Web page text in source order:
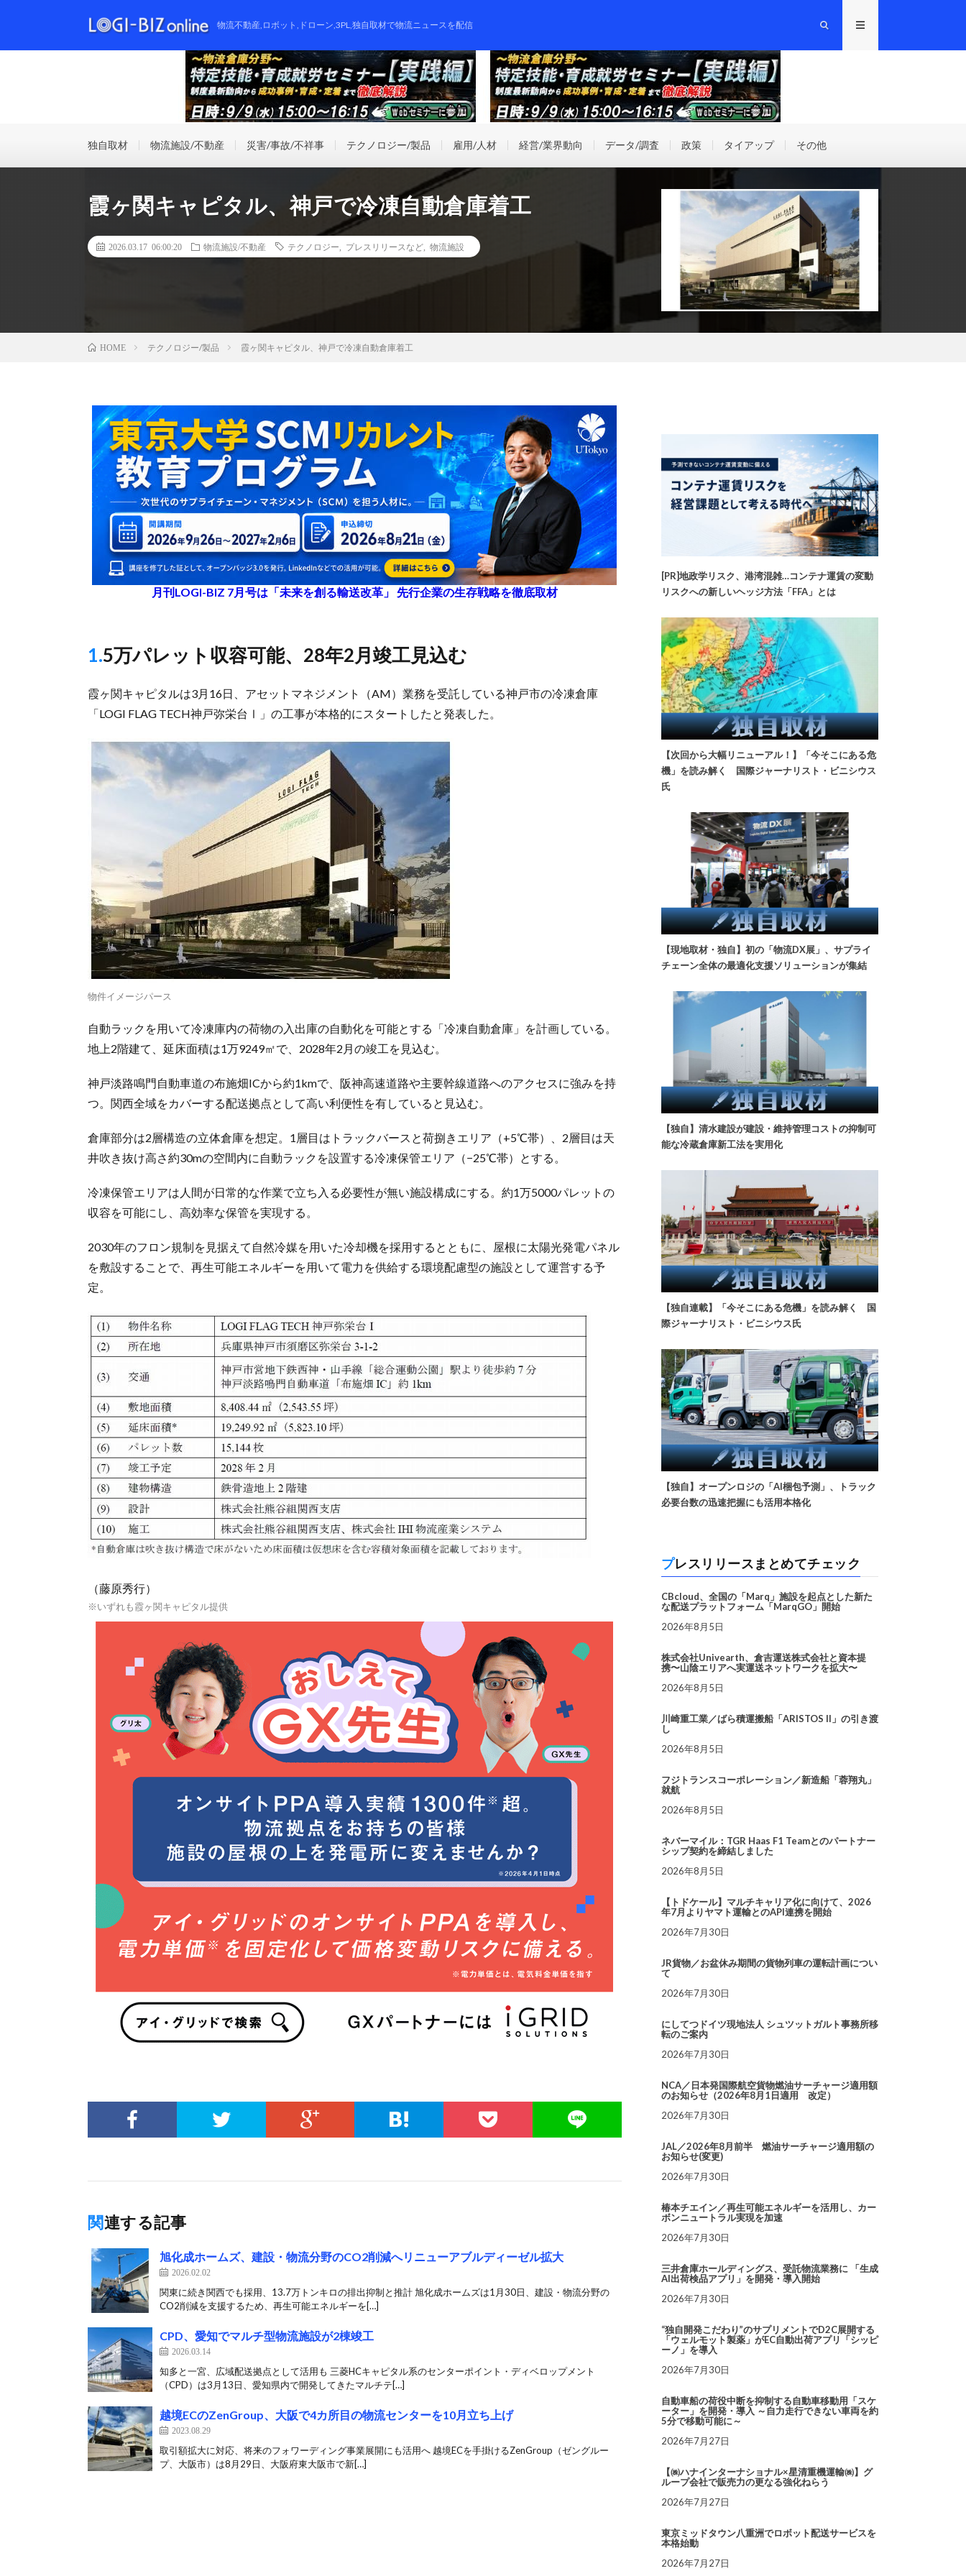
物流不動産,ロボット,ドローン,3PL,独自取材で物流ニュースを配信
独自取材 物流施設/不動産 災害/事故/不祥事 テクノロジー/製品 雇用/人材 経営/業界動向 データ/調査 政策 タイアップ その他
霞ヶ関キャピタル、神戸で冷凍自動倉庫着工
2026.03.17 06:00:20 物流施設/不動産 テクノロジー プレスリリースなど 物流施設
HOME テクノロジー/製品 霞ヶ関キャピタル、神戸で冷凍自動倉庫着工
月刊LOGI-BIZ 7月号は「未来を創る輸送改革」 先行企業の生存戦略を徹底取材
1.5万パレット収容可能、28年2月竣工見込む
霞ヶ関キャピタルは3月16日、アセットマネジメント（AM）業務を受託している神戸市の冷凍倉庫
「LOGI FLAG TECH神戸弥栄台Ⅰ」の工事が本格的にスタートしたと発表した。
物件イメージパース
自動ラックを用いて冷凍庫内の荷物の入出庫の自動化を可能とする「冷凍自動倉庫」を計画している。
地上2階建て、延床面積は1万9249㎡で、2028年2月の竣工を見込む。
神戸淡路鳴門自動車道の布施畑ICから約1kmで、阪神高速道路や主要幹線道路へのアクセスに強みを持
つ。関西全域をカバーする配送拠点として高い利便性を有していると見込む。
倉庫部分は2層構造の立体倉庫を想定。1層目はトラックバースと荷捌きエリア（+5℃帯）、2層目は天
井吹き抜け高さ約30mの空間内に自動ラックを設置する冷凍保管エリア（−25℃帯）とする。
冷凍保管エリアは人間が日常的な作業で立ち入る必要性が無い施設構成にする。約1万5000パレットの
収容を可能にし、高効率な保管を実現する。
2030年のフロン規制を見据えて自然冷媒を用いた冷却機を採用するとともに、屋根に太陽光発電パネル
を敷設することで、再生可能エネルギーを用いて電力を供給する環境配慮型の施設として運営する予
定。
（藤原秀行）
※いずれも霞ヶ関キャピタル提供
関連する記事
旭化成ホームズ、建設・物流分野のCO2削減へリニューアブルディーゼル拡大
2026.02.02
関東に続き関西でも採用、13.7万トンキロの排出抑制と推計 旭化成ホームズは1月30日、建設・物流分野の
CO2削減を支援するため、再生可能エネルギーを[…]
CPD、愛知でマルチ型物流施設が2棟竣工
2026.03.14
知多と一宮、広域配送拠点として活用も 三菱HCキャピタル系のセンターポイント・ディベロップメント
（CPD）は3月13日、愛知県内で開発してきたマルチテ[…]
越境ECのZenGroup、大阪で4カ所目の物流センターを10月立ち上げ
2023.08.29
取引額拡大に対応、将来のフォワーディング事業展開にも活用へ 越境ECを手掛けるZenGroup（ゼングルー
プ、大阪市）は8月29日、大阪府東大阪市で新[…]
[PR]地政学リスク、港湾混雑…コンテナ運賃の変動
リスクへの新しいヘッジ方法「FFA」とは
【次回から大幅リニューアル！】「今そこにある危
機」を読み解く 国際ジャーナリスト・ビニシウス
氏
【現地取材・独自】初の「物流DX展」、サプライ
チェーン全体の最適化支援ソリューションが集結
【独自】清水建設が建設・維持管理コストの抑制可
能な冷蔵倉庫新工法を実用化
【独自連載】「今そこにある危機」を読み解く 国
際ジャーナリスト・ビニシウス氏
【独自】オープンロジの「AI梱包予測」、トラック
必要台数の迅速把握にも活用本格化
プレスリリースまとめてチェック
CBcloud、全国の「Marq」施設を起点とした新た
な配送プラットフォーム「MarqGO」開始
2026年8月5日
株式会社Univearth、倉吉運送株式会社と資本提
携〜山陰エリアへ実運送ネットワークを拡大〜
2026年8月5日
川崎重工業／ばら積運搬船「ARISTOS II」の引き渡
し
2026年8月5日
フジトランスコーポレーション／新造船「蓉翔丸」
就航
2026年8月5日
ネバーマイル：TGR Haas F1 Teamとのパートナー
シップ契約を締結しました
2026年8月5日
【トドケール】マルチキャリア化に向けて、2026
年7月よりヤマト運輸とのAPI連携を開始
2026年7月30日
JR貨物／お盆休み期間の貨物列車の運転計画につい
て
2026年7月30日
にしてつドイツ現地法人 シュツットガルト事務所移
転のご案内
2026年7月30日
NCA／日本発国際航空貨物燃油サーチャージ適用額
のお知らせ（2026年8月1日適用 改定）
2026年7月30日
JAL／2026年8月前半 燃油サーチャージ適用額の
お知らせ(変更)
2026年7月30日
椿本チエイン／再生可能エネルギーを活用し、カー
ボンニュートラル実現を加速
2026年7月30日
三井倉庫ホールディングス、受託物流業務に 「生成
AI出荷検品アプリ」を開発・導入開始
2026年7月30日
“独自開発こだわり”のサプリメントでD2C展開する
「ウェルモット製薬」がEC自動出荷アプリ「シッピ
ーノ」を導入
2026年7月30日
自動車船の荷役中断を抑制する自動車移動用「スケ
ーター」を開発・導入 ～自力走行できない車両を約
5分で移動可能に～
2026年7月27日
【㈱ハナインターナショナル×星清重機運輸㈱】グ
ループ会社で販売力の更なる強化ねらう
2026年7月27日
東京ミッドタウン八重洲でロボット配送サービスを
本格始動
2026年7月27日